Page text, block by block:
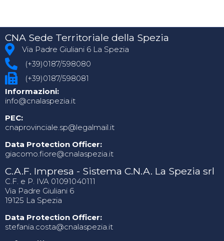
CNA Sede Territoriale della Spezia
Via Padre Giuliani 6 La Spezia
(+39)0187/598080
(+39)0187/598081
Informazioni:
info@cnalaspezia.it
PEC:
cnaprovinciale.sp@legalmail.it
Data Protection Officer:
giacomo.fiore@cnalaspezia.it
C.A.F. Impresa - Sistema C.N.A. La Spezia srl
C.F. e P. IVA 01091040111
Via Padre Giuliani 6
19125 La Spezia
Data Protection Officer:
stefania.costa@cnalaspezia.it